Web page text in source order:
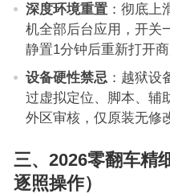
深度环境重置：彻底上
机全部后台应用，开关
静置1分钟后重新打开商
设备硬性禁忌 ：越狱设
过虚拟定位、脚本、辅
外区审核，仅原装无修
三、2026零翻车精
逐照操作）